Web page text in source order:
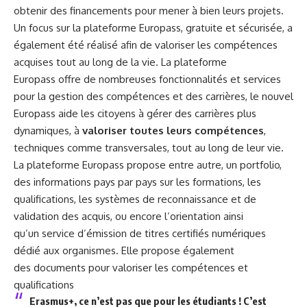
obtenir des financements pour mener à bien leurs projets.
Un focus sur la plateforme Europass, gratuite et sécurisée, a
également été réalisé afin de valoriser les compétences
acquises tout au long de la vie. La plateforme
Europass offre de nombreuses fonctionnalités et services
pour la gestion des compétences et des carrières, le nouvel
Europass aide les citoyens à gérer des carrières plus
dynamiques, à valoriser toutes leurs compétences,
techniques comme transversales, tout au long de leur vie.
La plateforme Europass propose entre autre, un portfolio,
des informations pays par pays sur les formations, les
qualifications, les systèmes de reconnaissance et de
validation des acquis, ou encore l’orientation ainsi
qu’un service d’émission de titres certifiés numériques
dédié aux organismes. Elle propose également
des documents pour valoriser les compétences et
qualifications
Erasmus+, ce n’est pas que pour les étudiants ! C’est